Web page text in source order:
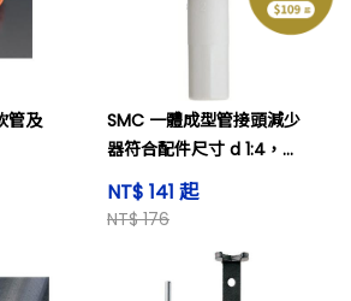
管及
SMC 一體成型管接頭減少
器符合配件尺寸 d 1:4，符
合管道外徑 d 2:2.0 及其他
NT$ 141 起
NT$ 176